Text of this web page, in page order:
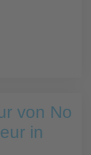
von No
in